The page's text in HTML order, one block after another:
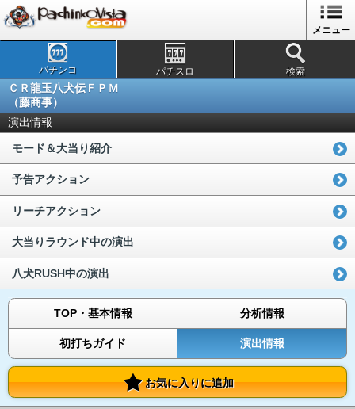
メニュー
パチンコ パチスロ 検索
ＣＲ龍玉八犬伝ＦＰＭ
（藤商事）
演出情報
モード＆大当り紹介
予告アクション
リーチアクション
大当りラウンド中の演出
八犬RUSH中の演出
TOP・基本情報 分析情報
初打ちガイド 演出情報
お気に入りに追加